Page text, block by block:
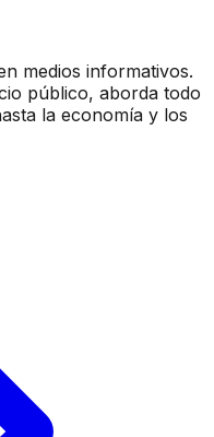
medios informativos.
público, aborda todo
la economía y los